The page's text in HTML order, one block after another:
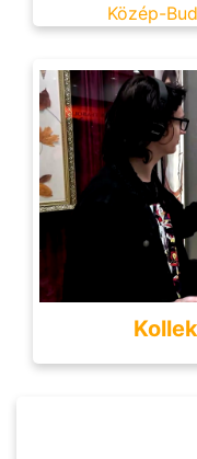
Közép-